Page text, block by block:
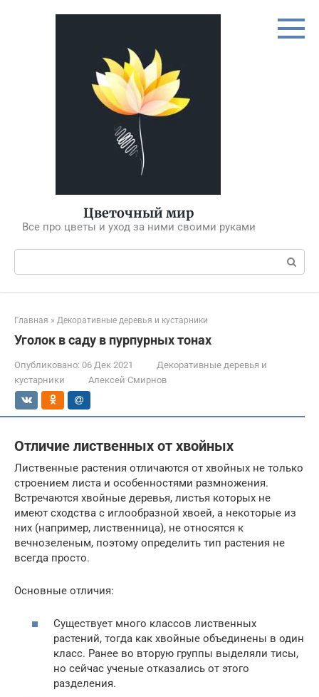
Цветочный мир
Все про цветы и уход за ними своими руками
Поиск:
Главная » Декоративные деревья и кустарники
Уголок в саду в пурпурных тонах
Опубликовано: 06 Дек 2021
Декоративные деревья и
кустарники
Алексей Смирнов
Отличие лиственных от хвойных
Лиственные растения отличаются от хвойных не только
строением листа и особенностями размножения.
Встречаются хвойные деревья, листья которых не
имеют сходства с иглообразной хвоей, а некоторые из
них (например, лиственница), не относятся к
вечнозеленым, поэтому определить тип растения не
всегда просто.
Основные отличия:
Существует много классов лиственных
растений, тогда как хвойные объединены в один
класс. Ранее во вторую группы выделяли тисы,
но сейчас ученые отказались от этого
разделения.